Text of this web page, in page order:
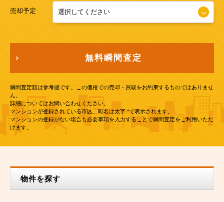
売却予定
無料瞬間査定
瞬間査定額は参考値です。この価格での売却・買取をお約束するものではありませ
ん。
詳細についてはお問い合わせください。
マンションが登録されている市区、町名は太字 *で表示されます。
マンションの登録がない場合も必要事項を入力することで瞬間査定をご利用いただ
けます。
物件を探す